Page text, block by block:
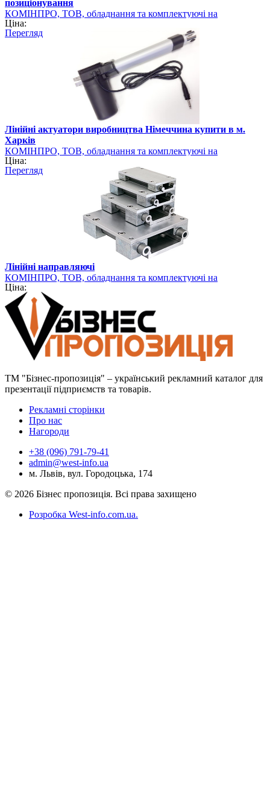
позиціонування
КОМІНПРО, ТОВ, обладнання та комплектуючі на
промисловому ринку України
Ціна:
Перегляд
Лінійні актуатори виробництва Німеччина купити в м.
Харків
КОМІНПРО, ТОВ, обладнання та комплектуючі на
промисловому ринку України
Ціна:
Перегляд
Лінійні направляючі
КОМІНПРО, ТОВ, обладнання та комплектуючі на
промисловому ринку України
Ціна:
ТМ "Бізнес-пропозиція" – український рекламний каталог для
презентації підприємств та товарів.
Рекламні сторінки
Про нас
Нагороди
+38 (096) 791-79-41
admin@west-info.ua
м. Львів, вул. Городоцька, 174
© 2026 Бізнес пропозиція. Всі права захищено
Розробка West-info.com.ua.